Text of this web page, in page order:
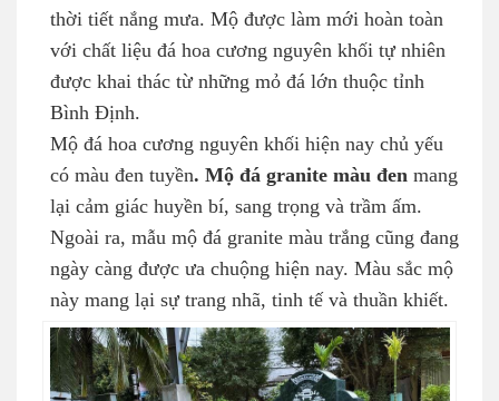
thời tiết nắng mưa. Mộ được làm mới hoàn toàn
với chất liệu đá hoa cương nguyên khối tự nhiên
được khai thác từ những mỏ đá lớn thuộc tỉnh
Bình Định.
Mộ đá hoa cương nguyên khối hiện nay chủ yếu
có màu đen tuyền. Mộ đá granite màu đen mang
lại cảm giác huyền bí, sang trọng và trầm ấm.
Ngoài ra, mẫu mộ đá granite màu trắng cũng đang
ngày càng được ưa chuộng hiện nay. Màu sắc mộ
này mang lại sự trang nhã, tinh tế và thuần khiết.